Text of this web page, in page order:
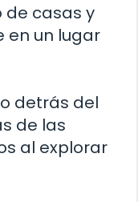
casas y
en un lugar
detrás del
de las
al explorar